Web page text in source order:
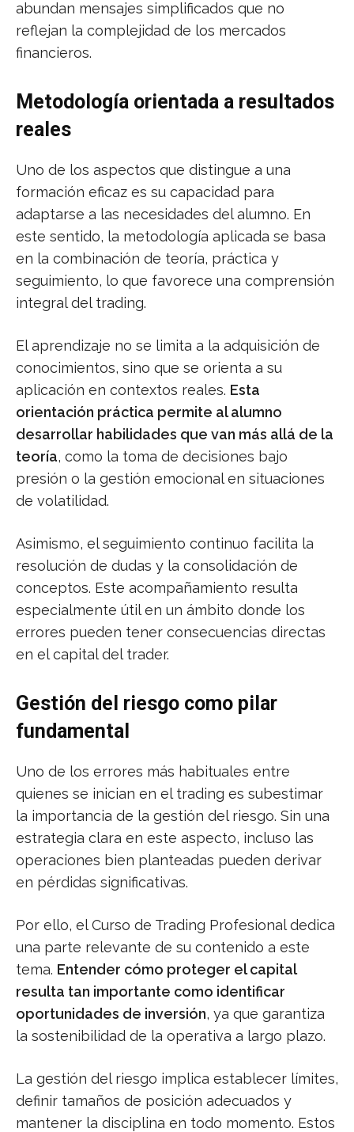
abundan mensajes simplificados que no
reflejan la complejidad de los mercados
financieros.
Metodología orientada a resultados
reales
Uno de los aspectos que distingue a una
formación eficaz es su capacidad para
adaptarse a las necesidades del alumno. En
este sentido, la metodología aplicada se basa
en la combinación de teoría, práctica y
seguimiento, lo que favorece una comprensión
integral del trading.
El aprendizaje no se limita a la adquisición de
conocimientos, sino que se orienta a su
aplicación en contextos reales. Esta
orientación práctica permite al alumno
desarrollar habilidades que van más allá de la
teoría, como la toma de decisiones bajo
presión o la gestión emocional en situaciones
de volatilidad.
Asimismo, el seguimiento continuo facilita la
resolución de dudas y la consolidación de
conceptos. Este acompañamiento resulta
especialmente útil en un ámbito donde los
errores pueden tener consecuencias directas
en el capital del trader.
Gestión del riesgo como pilar
fundamental
Uno de los errores más habituales entre
quienes se inician en el trading es subestimar
la importancia de la gestión del riesgo. Sin una
estrategia clara en este aspecto, incluso las
operaciones bien planteadas pueden derivar
en pérdidas significativas.
Por ello, el Curso de Trading Profesional dedica
una parte relevante de su contenido a este
tema. Entender cómo proteger el capital
resulta tan importante como identificar
oportunidades de inversión, ya que garantiza
la sostenibilidad de la operativa a largo plazo.
La gestión del riesgo implica establecer límites,
definir tamaños de posición adecuados y
mantener la disciplina en todo momento. Estos